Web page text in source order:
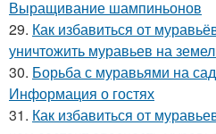
Выращивание шампиньонов
29. Как избавиться от
уничтожить муравьев на
30. Борьба с муравьями на
Информация о гостях
31. Как избавиться от